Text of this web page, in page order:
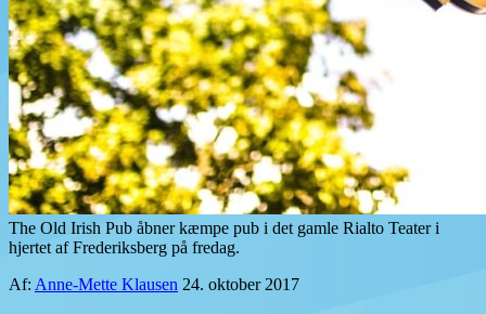
The Old Irish Pub åbner kæmpe pub i det gamle Rialto Teater i
hjertet af Frederiksberg på fredag.
Af: Anne-Mette Klausen 24. oktober 2017